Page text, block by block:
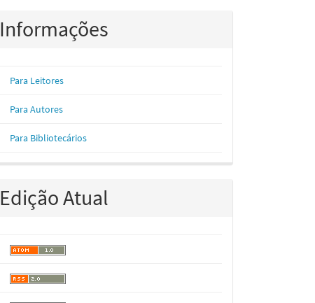
Informações
Para Leitores
Para Autores
Para Bibliotecários
Edição Atual